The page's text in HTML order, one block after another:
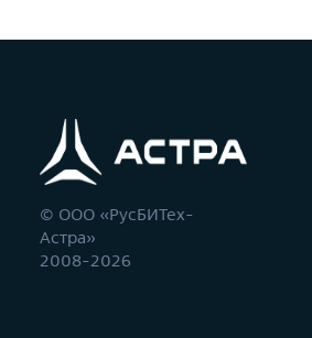
© ООО «РусБИТех-
Астра»
2008-2026